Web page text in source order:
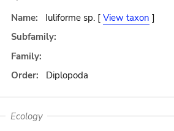
Name:
Iuliforme sp. [ View taxon ]
Subfamily:
Family:
Order:
Diplopoda
Ecology